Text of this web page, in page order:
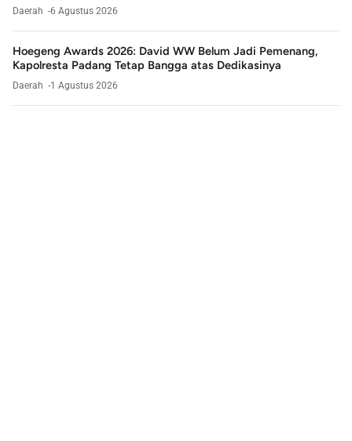
Daerah 6 Agustus 2026
Hoegeng Awards 2026: David WW Belum Jadi Pemenang,
Kapolresta Padang Tetap Bangga atas Dedikasinya
Daerah 1 Agustus 2026